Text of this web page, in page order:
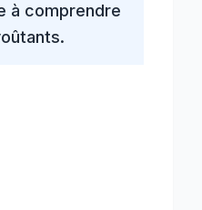
à comprendre